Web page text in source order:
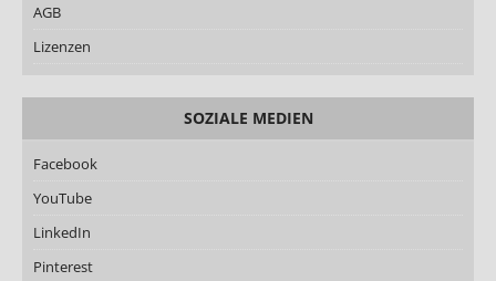
AGB
Lizenzen
SOZIALE MEDIEN
Facebook
YouTube
LinkedIn
Pinterest